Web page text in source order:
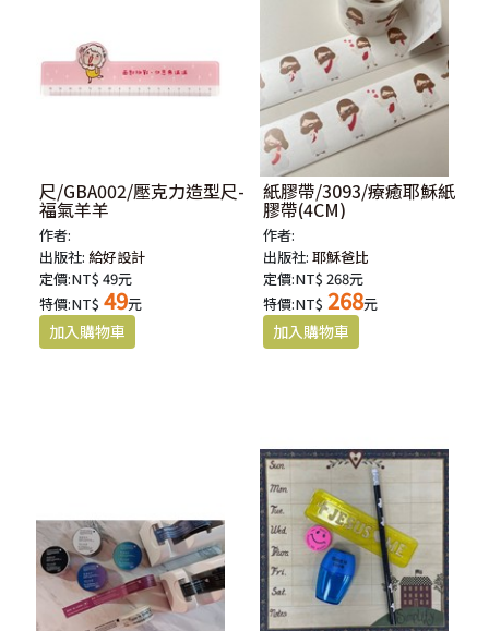
尺/GBA002/壓克力造型尺-
福氣羊羊
作者:
出版社: 給好設計
定價:NT$ 49元
特價:NT$ 49元
紙膠帶/3093/療癒耶穌紙
膠帶(4CM)
作者:
出版社:耶穌爸比
定價:NT$ 268元
特價:NT$ 268元